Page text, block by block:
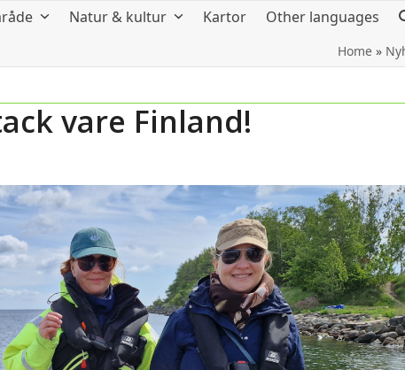
Natur & kultur Kartor Other languages
Home»
vare Finland!